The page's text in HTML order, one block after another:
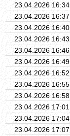
23.04.2026 16:34
23.04.2026 16:37
23.04.2026 16:40
23.04.2026 16:43
23.04.2026 16:46
23.04.2026 16:49
23.04.2026 16:52
23.04.2026 16:55
23.04.2026 16:58
23.04.2026 17:01
23.04.2026 17:04
23.04.2026 17:07